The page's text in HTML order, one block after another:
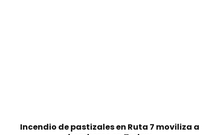
Incendio de pastizales en Ruta 7 moviliza a